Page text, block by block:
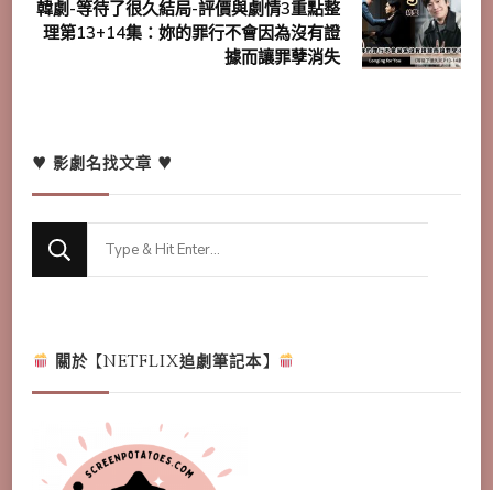
韓劇-等待了很久結局-評價與劇情3重點整
理第13+14集：妳的罪行不會因為沒有證
據而讓罪孽消失
♥ 影劇名找文章 ♥
Looking
關於【NETFLIX追劇筆記本】